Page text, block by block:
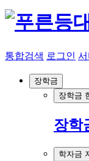
통합검색 로그인
장학금
장학금
장학
학자금